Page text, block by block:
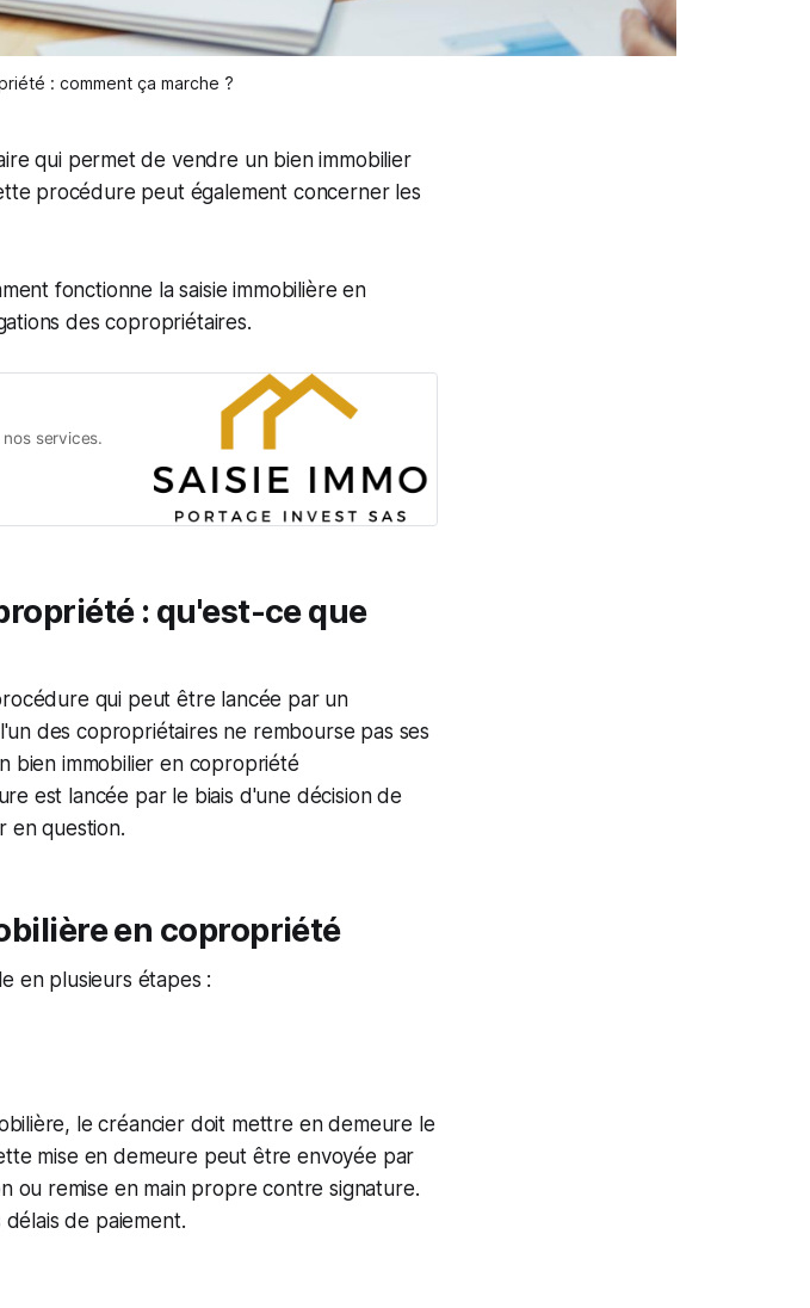
: comment ça marche ?
qui permet de vendre un bien immobilier
procédure peut également concerner les
fonctionne la saisie immobilière en
des copropriétaires.
services.
: qu'est-ce que
qui peut être lancée par un
des copropriétaires ne rembourse pas ses
bien immobilier en copropriété
est lancée par le biais d'une décision de
en question.
en copropriété
en plusieurs étapes :
le créancier doit mettre en demeure le
mise en demeure peut être envoyée par
ou remise en main propre contre signature.
de paiement.